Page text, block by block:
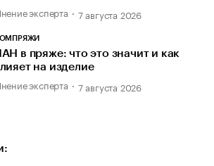
эксперта 7 августа 2026
в пряже: что это значит и как
на изделие
эксперта 7 августа 2026